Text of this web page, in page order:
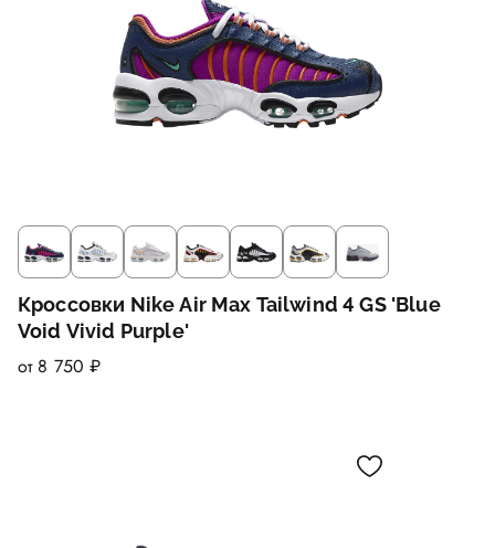
Кроссовки Nike Air Max Tailwind 4 GS 'Blue
Void Vivid Purple'
от 8 750 ₽